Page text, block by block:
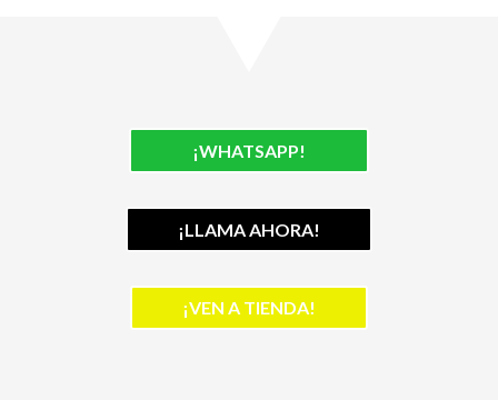
¡WHATSAPP!
¡LLAMA AHORA!
¡VEN A TIENDA!